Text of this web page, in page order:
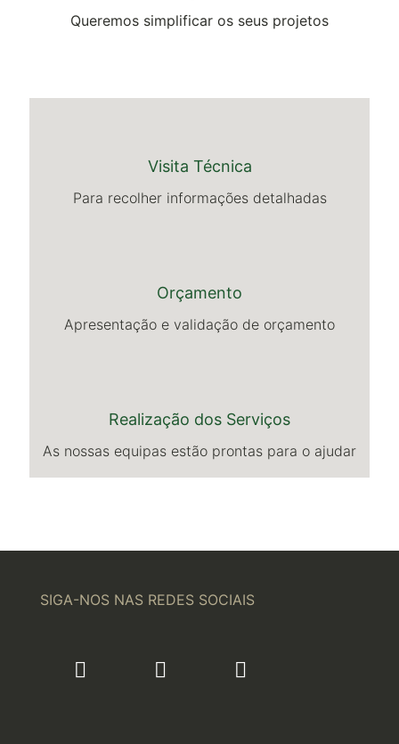
Queremos simplificar os seus projetos
Visita Técnica
Para recolher informações detalhadas
Orçamento
Apresentação e validação de orçamento
Realização dos Serviços
As nossas equipas estão prontas para o ajudar
SIGA-NOS NAS REDES SOCIAIS